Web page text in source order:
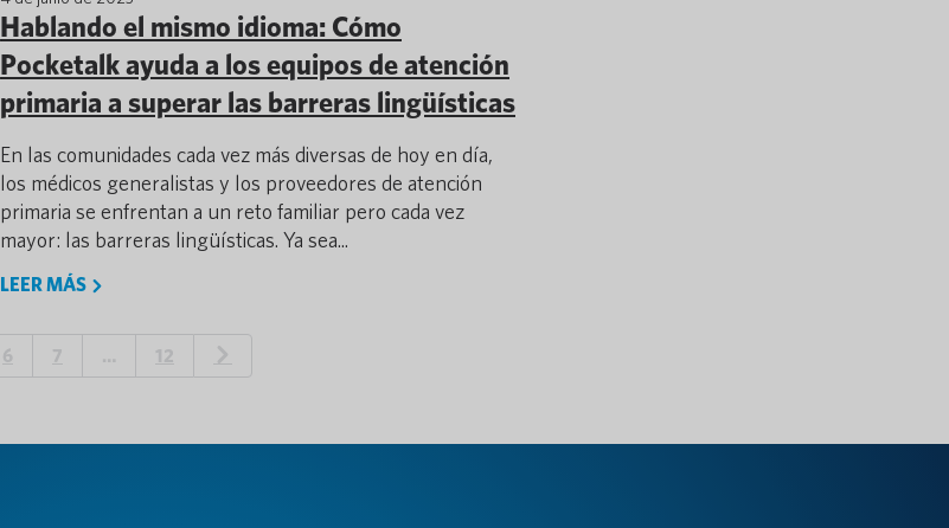
Hablando el mismo idioma: Cómo
Pocketalk ayuda a los equipos de atención
primaria a superar las barreras lingüísticas
En las comunidades cada vez más diversas de hoy en día,
los médicos generalistas y los proveedores de atención
primaria se enfrentan a un reto familiar pero cada vez
mayor: las barreras lingüísticas. Ya sea...
LEER MÁS
6 7 … 12